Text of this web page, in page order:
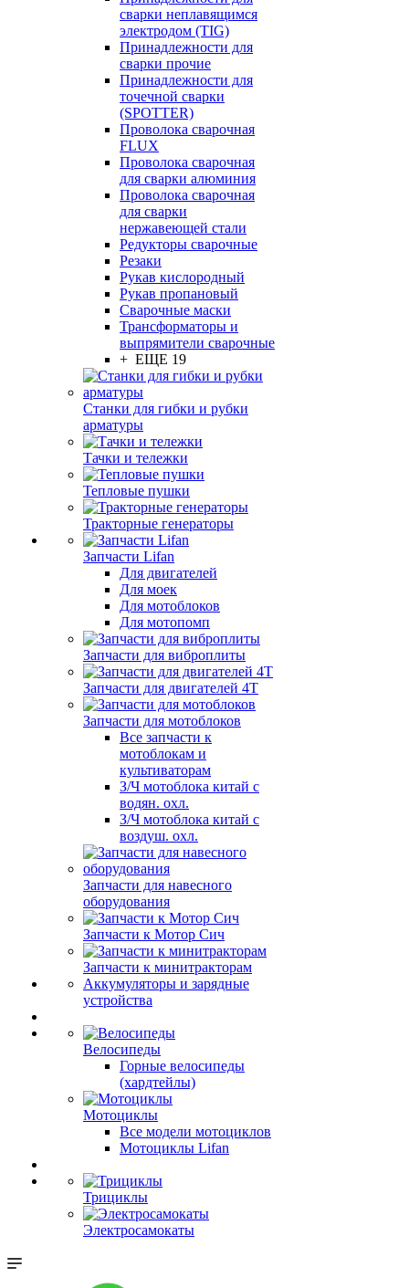
сварки неплавящимся
электродом (TIG)
Принадлежности для
сварки прочие
Принадлежности для
точечной сварки
(SPOTTER)
Проволока сварочная
FLUX
Проволока сварочная
для сварки алюминия
Проволока сварочная
для сварки
нержавеющей стали
Редукторы сварочные
Резаки
Рукав кислородный
Рукав пропановый
Сварочные маски
Трансформаторы и
выпрямители сварочные
+ ЕЩЕ 19
Станки для гибки и рубки
арматуры
Тачки и тележки
Тепловые пушки
Тракторные генераторы
Запчасти Lifan
Для двигателей
Для моек
Для мотоблоков
Для мотопомп
Запчасти для виброплиты
Запчасти для двигателей 4Т
Запчасти для мотоблоков
Все запчасти к
мотоблокам и
культиваторам
З/Ч мотоблока китай с
водян. охл.
З/Ч мотоблока китай с
воздуш. охл.
Запчасти для навесного
оборудования
Запчасти к Мотор Сич
Запчасти к минитракторам
Аккумуляторы и зарядные
устройства
Велосипеды
Горные велосипеды
(хардтейлы)
Мотоциклы
Все модели мотоциклов
Мотоциклы Lifan
Трициклы
Электросамокаты